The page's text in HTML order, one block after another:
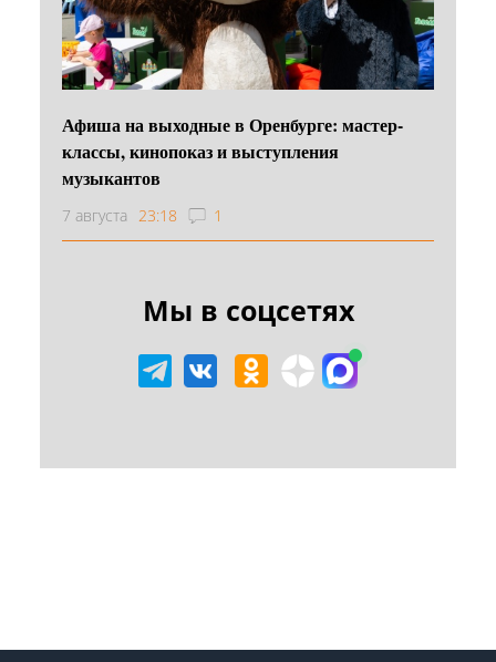
Афиша на выходные в Оренбурге: мастер-
классы, кинопоказ и выступления
музыкантов
7 августа 23:18 1
Мы в соцсетях